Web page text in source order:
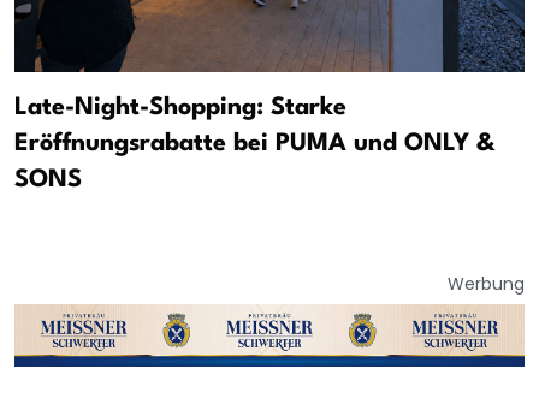
Late-Night-Shopping: Starke
Eröffnungsrabatte bei PUMA und ONLY &
SONS
Werbung